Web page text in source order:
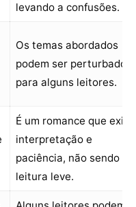
levando a confusões.
Os temas abordados
podem ser
para alguns leitores.
É um romance que exige
interpretação e
paciência, não sendo
leitura leve.